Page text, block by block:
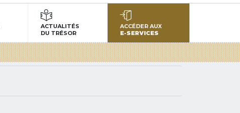
ACTUALITÉS
DU TRÉSOR
ACCÉDER AUX
E-SERVICES